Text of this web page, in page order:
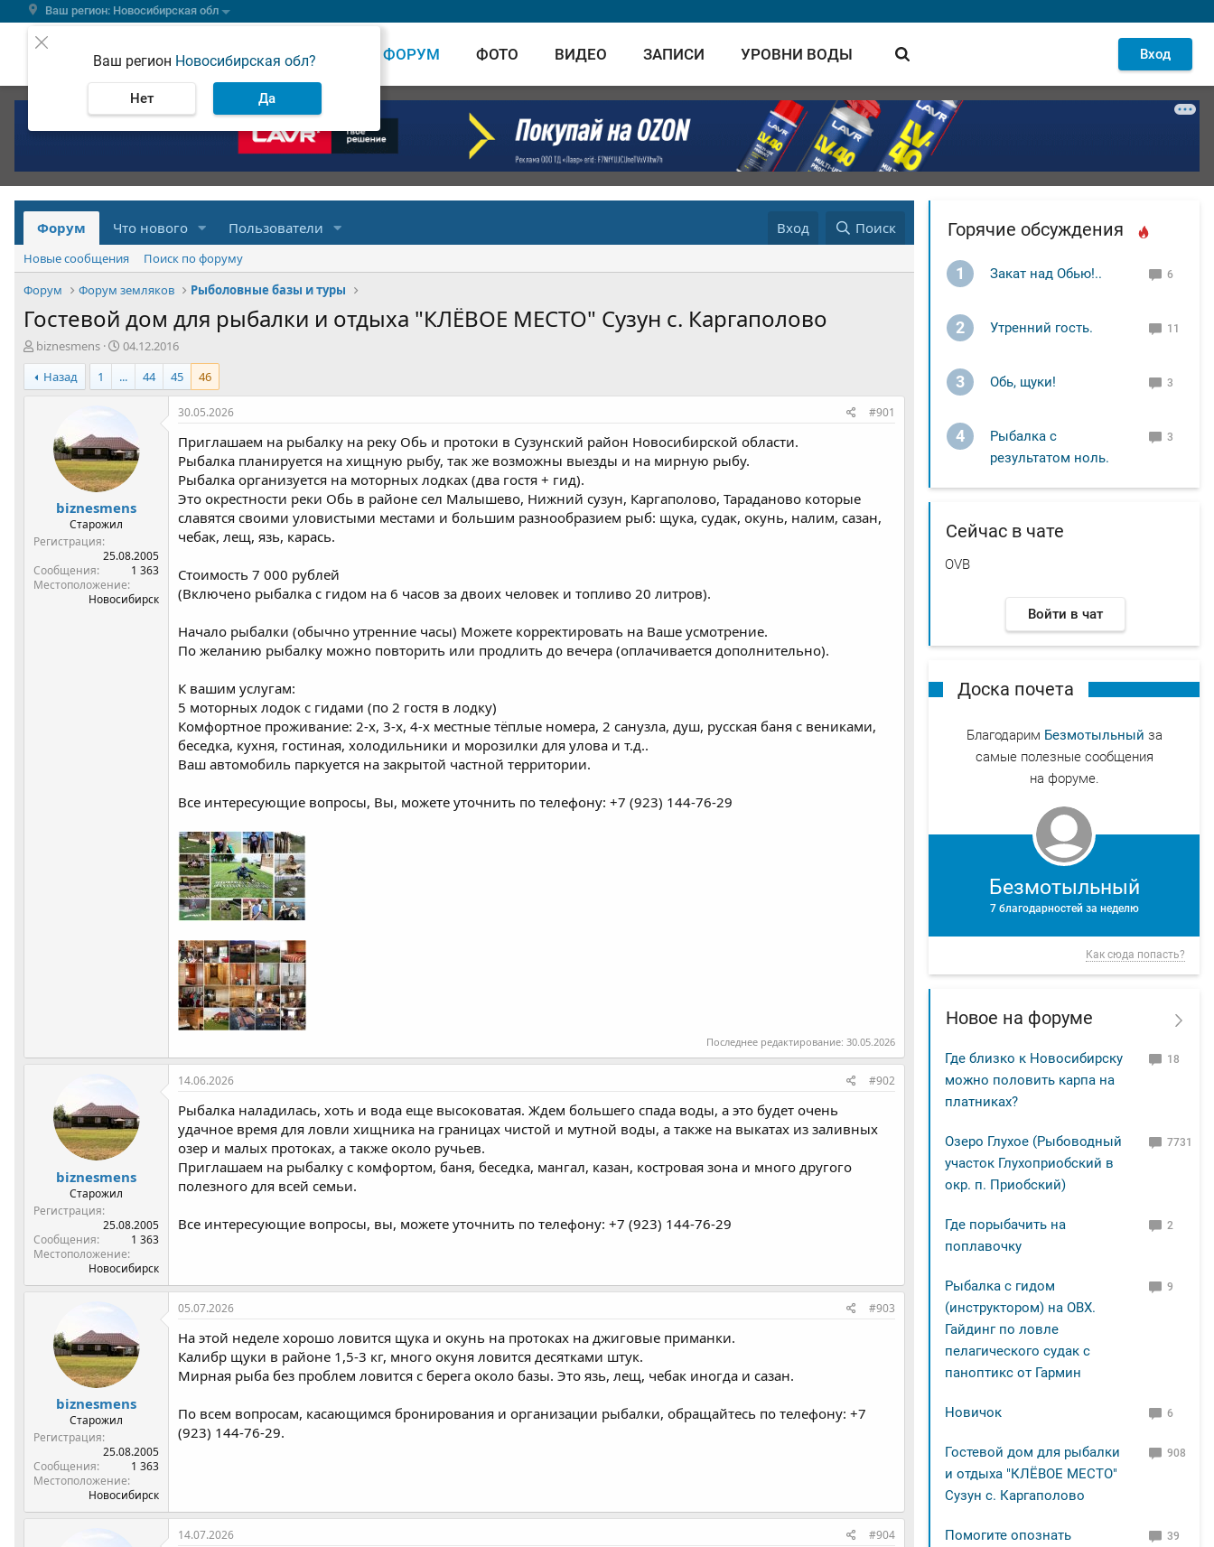
Ваш регион: Новосибирская обл
Ваш регион Новосибирская обл?
Нет Да
ВЕСТИ ФОРУМ ФОТО ВИДЕО ЗАПИСИ УРОВНИ ВОДЫ Вход
Форум Что нового Пользователи Вход Поиск
Новые сообщения
Поиск по форуму
Форум
Форум земляков Рыболовные базы и туры
Гостевой дом для рыбалки и отдыха "КЛЁВОЕ МЕСТО" Сузун с. Каргаполово
А
в
т
о
biznesmens
Д
а
т
а
ч
а
л
04.12.2016
Назад
1 ... 44 45 46
biznesmens
Старожил
Регистрация
25.08.2005
Сообщения
1 363
Местоположение
Новосибирск
30.05.2026 #901
Приглашаем на рыбалку на реку Обь и протоки в Сузунский район Новосибирской области.
Рыбалка планируется на хищную рыбу, так же возможны выезды и на мирную рыбу.
Рыбалка организуется на моторных лодках (два гостя + гид).
Это окрестности реки Обь в районе сел Малышево, Нижний сузун, Каргаполово, Тараданово которые
славятся своими уловистыми местами и большим разнообразием рыб: щука, судак, окунь, налим, сазан,
чебак, лещ, язь, карась.
Стоимость 7 000 рублей
(Включено рыбалка с гидом на 6 часов за двоих человек и топливо 20 литров).
Начало рыбалки (обычно утренние часы) Можете корректировать на Ваше усмотрение.
По желанию рыбалку можно повторить или продлить до вечера (оплачивается дополнительно).
К вашим услугам:
5 моторных лодок с гидами (по 2 гостя в лодку)
Комфортное проживание: 2-х, 3-х, 4-х местные тёплые номера, 2 санузла, душ, русская баня с вениками,
беседка, кухня, гостиная, холодильники и морозилки для улова и т.д..
Ваш автомобиль паркуется на закрытой частной территории.
Все интересующие вопросы, Вы, можете уточнить по телефону: +7 (923) 144-76-29
Последнее редактирование: 30.05.2026
biznesmens
Старожил
Регистрация
25.08.2005
Сообщения
1 363
Местоположение
Новосибирск
14.06.2026 #902
Рыбалка наладилась, хоть и вода еще высоковатая. Ждем большего спада воды, а это будет очень
удачное время для ловли хищника на границах чистой и мутной воды, а также на выкатах из заливных
озер и малых протоках, а также около ручьев.
Приглашаем на рыбалку с комфортом, баня, беседка, мангал, казан, костровая зона и много другого
полезного для всей семьи.
Все интересующие вопросы, вы, можете уточнить по телефону: +7 (923) 144-76-29
biznesmens
Старожил
Регистрация
25.08.2005
Сообщения
1 363
Местоположение
Новосибирск
05.07.2026 #903
На этой неделе хорошо ловится щука и окунь на протоках на джиговые приманки.
Калибр щуки в районе 1,5-3 кг, много окуня ловится десятками штук.
Мирная рыба без проблем ловится с берега около базы. Это язь, лещ, чебак иногда и сазан.
По всем вопросам, касающимся бронирования и организации рыбалки, обращайтесь по телефону: +7
(923) 144-76-29.
14.07.2026 #904
Горячие обсуждения
1 Закат над Обью!.. 6
2 Утренний гость. 11
3 Обь, щуки! 3
4
Рыбалка с
результатом ноль.
3
Сейчас в чате
OVB
Войти в чат
Доска почета
Благодарим Безмотыльный за
самые полезные сообщения
на форуме.
Безмотыльный
7 благодарностей за неделю
Как сюда попасть?
Новое на форуме
Где близко к Новосибирску
можно половить карпа на
платниках?
18
Озеро Глухое (Рыбоводный
участок Глухоприобский в
окр. п. Приобский)
7731
Где порыбачить на
поплавочку
2
Рыбалка с гидом
(инструктором) на ОВХ.
Гайдинг по ловле
пелагического судак с
паноптикс от Гармин
9
Новичок 6
Гостевой дом для рыбалки
и отдыха "КЛЁВОЕ МЕСТО"
Сузун с. Каргаполово
908
Помогите опознать
39